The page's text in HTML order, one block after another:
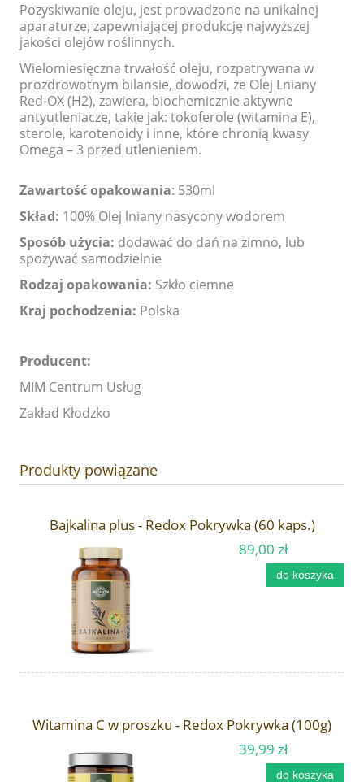
Pozyskiwanie oleju, jest prowadzone na unikalnej
aparaturze, zapewniającej produkcję najwyższej
jakości olejów roślinnych.
Wielomiesięczna trwałość oleju, rozpatrywana w
prozdrowotnym bilansie, dowodzi, że Olej Lniany
Red-OX (H2), zawiera, biochemicznie aktywne
antyutleniacze, takie jak: tokoferole (witamina E),
sterole, karotenoidy i inne, które chronią kwasy
Omega – 3 przed utlenieniem.
Zawartość opakowania: 530ml
Skład: 100% Olej lniany nasycony wodorem
Sposób użycia: dodawać do dań na zimno, lub
spożywać samodzielnie
Rodzaj opakowania: Szkło ciemne
Kraj pochodzenia: Polska
Producent:
MIM Centrum Usług
Zakład Kłodzko
Produkty powiązane
Bajkalina plus - Redox Pokrywka (60 kaps.)
89,00 zł
do koszyka
Witamina C w proszku - Redox Pokrywka (100g)
39,99 zł
do koszyka